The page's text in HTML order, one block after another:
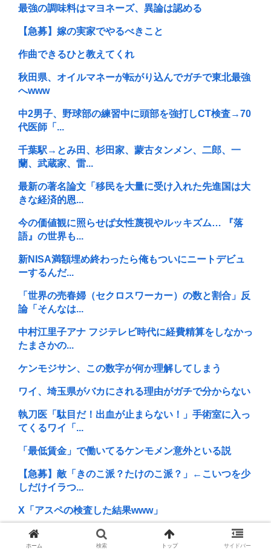
最強の調味料はマヨネーズ、異論は認める
【急募】嫁の実家でやるべきこと
作曲できるひと教えてくれ
秋田県、オイルマネーが転がり込んでガチで東北最強
へwww
中2男子、野球部の練習中に頭部を強打しCT検査→70
代医師「...
千葉駅→とみ田、杉田家、蒙古タンメン、二郎、一
蘭、武蔵家、雷...
最新の著名論文「移民を大量に受け入れた先進国は大
きな経済的恩...
今の価値観に照らせば女性蔑視やルッキズム… 『落
語』の世界も...
新NISA満額埋め終わったら俺もついにニートデビュ
ーするんだ...
「世界の売春婦（セクロスワーカー）の数と割合」反
論「そんなは...
中村江里子アナ フジテレビ時代に経費精算をしなかっ
たまさかの...
ケンモジサン、この数字が何か理解してしまう
ワイ、埼玉県がバカにされる理由がガチで分からない
執刀医「駄目だ！出血が止まらない！」手術室に入っ
てくるワイ「...
「最低賃金」で働いてるケンモメン意外といる説
【急募】敵「きのこ派？たけのこ派？」←こいつを少
しだけイラつ...
X「アスペの検査した結果www」
【千葉】無職75歳、女児2人にAVを見せ、1人の体を
服の上か...
ホーム 検索 トップ サイドバー